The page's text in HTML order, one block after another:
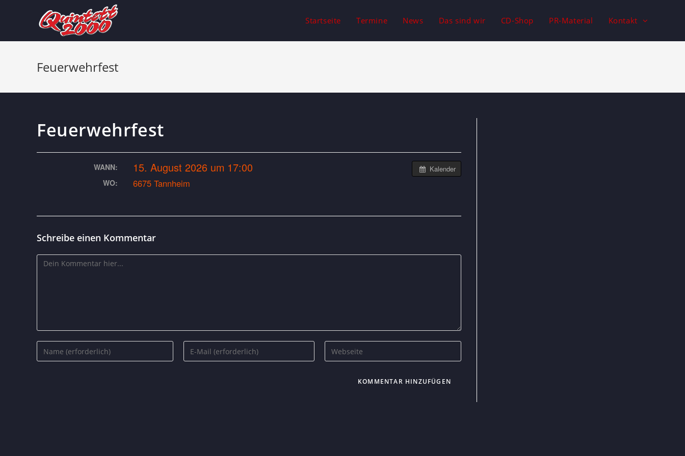
Startseite Termine News Das sind wir CD-Shop PR-Material Kontakt
Feuerwehrfest
Feuerwehrfest
Kalender
WANN: 15. August 2026 um 17:00
WO: 6675 Tannheim
Schreibe einen Kommentar